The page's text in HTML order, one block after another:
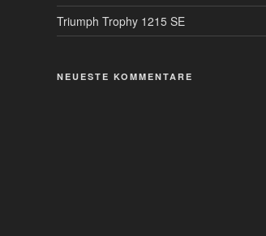
Triumph Trophy 1215 SE
NEUESTE KOMMENTARE